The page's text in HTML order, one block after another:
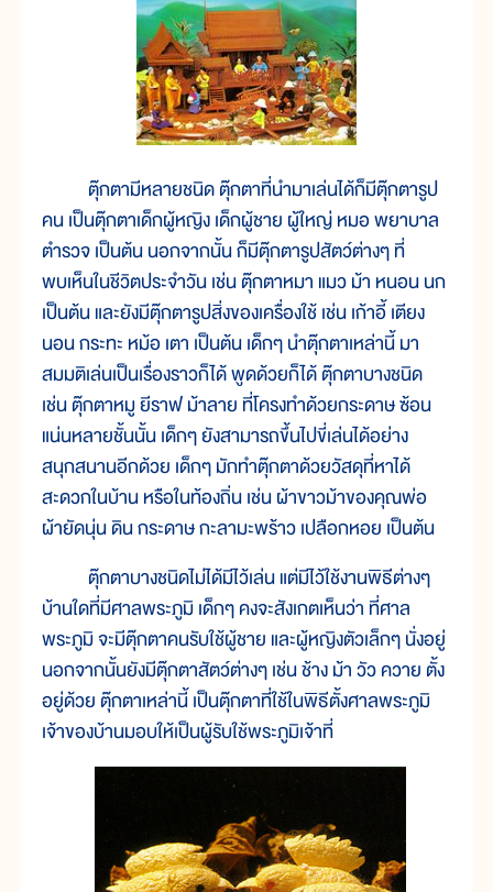
ตุ๊กตามีหลายชนิด ตุ๊กตาที่นำมาเล่นได้ก็มีตุ๊กตารูป
คน เป็นตุ๊กตาเด็กผู้หญิง เด็กผู้ชาย ผู้ใหญ่ หมอ พยาบาล
ตำรวจ เป็นต้น นอกจากนั้น ก็มีตุ๊กตารูปสัตว์ต่างๆ ที่
พบเห็นในชีวิตประจำวัน เช่น ตุ๊กตาหมา แมว ม้า หนอน นก
เป็นต้น และยังมีตุ๊กตารูปสิ่งของเครื่องใช้ เช่น เก้าอี้ เตียง
นอน กระทะ หม้อ เตา เป็นต้น เด็กๆ นำตุ๊กตาเหล่านี้ มา
สมมติเล่นเป็นเรื่องราวก็ได้ พูดด้วยก็ได้ ตุ๊กตาบางชนิด
เช่น ตุ๊กตาหมู ยีราฟ ม้าลาย ที่โครงทำด้วยกระดาษ ซ้อน
แน่นหลายชั้นนั้น เด็กๆ ยังสามารถขึ้นไปขี่เล่นได้อย่าง
สนุกสนานอีกด้วย เด็กๆ มักทำตุ๊กตาด้วยวัสดุที่หาได้
สะดวกในบ้าน หรือในท้องถิ่น เช่น ผ้าขาวม้าของคุณพ่อ
ผ้ายัดนุ่น ดิน กระดาษ กะลามะพร้าว เปลือกหอย เป็นต้น
ตุ๊กตาบางชนิดไม่ได้มีไว้เล่น แต่มีไว้ใช้งานพิธีต่างๆ
บ้านใดที่มีศาลพระภูมิ เด็กๆ คงจะสังเกตเห็นว่า ที่ศาล
พระภูมิ จะมีตุ๊กตาคนรับใช้ผู้ชาย และผู้หญิงตัวเล็กๆ นั่งอยู่
นอกจากนั้นยังมีตุ๊กตาสัตว์ต่างๆ เช่น ช้าง ม้า วัว ควาย ตั้ง
อยู่ด้วย ตุ๊กตาเหล่านี้ เป็นตุ๊กตาที่ใช้ในพิธีตั้งศาลพระภูมิ
เจ้าของบ้านมอบให้เป็นผู้รับใช้พระภูมิเจ้าที่